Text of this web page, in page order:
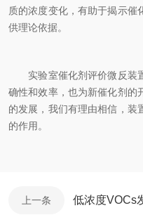
质的浓度变化，有助于揭示催
供理论依据。
实验室催化剂评价微反装
确性和效率，也为新催化剂的
的发展，我们有理由相信，装
的作用。
上一条 低浓度VOCs